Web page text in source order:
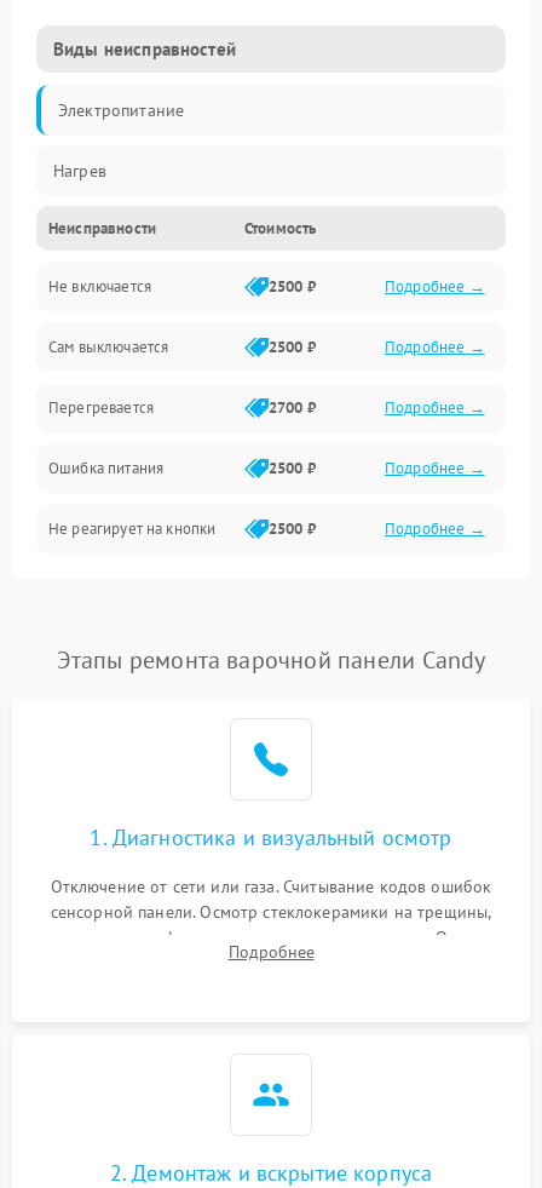
Виды неисправностей
Электропитание
Нагрев
Неисправности Стоимость
Не включается 2500 ₽ Подробнее →
Сам выключается 2500 ₽ Подробнее →
Перегревается 2700 ₽ Подробнее →
Ошибка питания 2500 ₽ Подробнее →
Не реагирует на кнопки 2500 ₽ Подробнее →
Этапы ремонта варочной панели Candy
1. Диагностика и визуальный осмотр
Отключение от сети или газа. Считывание кодов ошибок
сенсорной панели. Осмотр стеклокерамики на трещины,
проверка конфорок на равномерность нагрева. Опрос
клиента о симптомах (не включается, не видит посуду,
Подробнее
2. Демонтаж и вскрытие корпуса